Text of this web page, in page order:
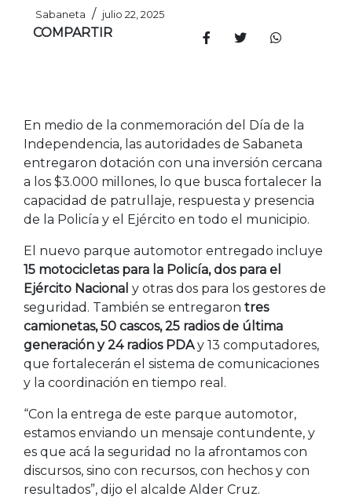
Sabaneta / julio 22, 2025
COMPARTIR
En medio de la conmemoración del Día de la
Independencia, las autoridades de Sabaneta
entregaron dotación con una inversión cercana
a los $3.000 millones, lo que busca fortalecer la
capacidad de patrullaje, respuesta y presencia
de la Policía y el Ejército en todo el municipio.
El nuevo parque automotor entregado incluye
15 motocicletas para la Policía, dos para el
Ejército Nacional y otras dos para los gestores de
seguridad. También se entregaron tres
camionetas, 50 cascos, 25 radios de última
generación y 24 radios PDAy 13 computadores,
que fortalecerán el sistema de comunicaciones
y la coordinación en tiempo real.
“Con la entrega de este parque automotor,
estamos enviando un mensaje contundente, y
es que acá la seguridad no la afrontamos con
discursos, sino con recursos, con hechos y con
resultados”, dijo el alcalde Alder Cruz.